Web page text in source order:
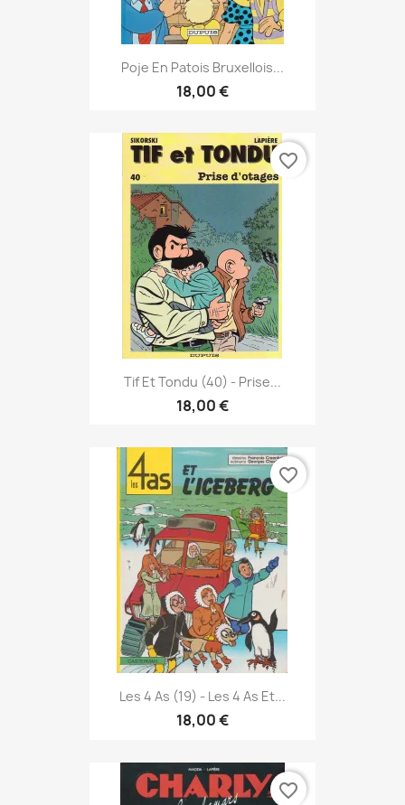
Poje En Patois Bruxellois...
18,00 €
Tif Et Tondu (40) - Prise...
18,00 €
favorite_border
Les 4 As (19) - Les 4 As Et...
18,00 €
favorite_border
favorite_border